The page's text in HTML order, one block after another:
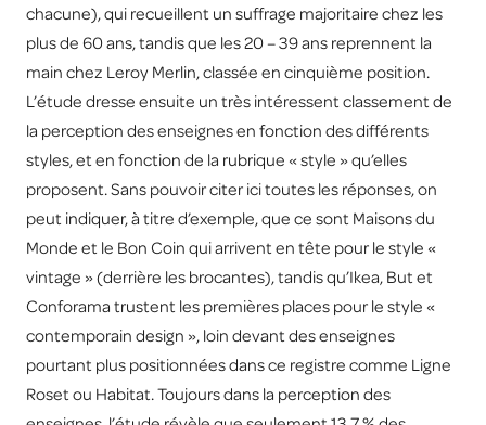
chacune), qui recueillent un suffrage majoritaire chez les
plus de 60 ans, tandis que les 20 – 39 ans reprennent la
main chez Leroy Merlin, classée en cinquième position.
L’étude dresse ensuite un très intéressent classement de
la perception des enseignes en fonction des différents
styles, et en fonction de la rubrique « style » qu’elles
proposent. Sans pouvoir citer ici toutes les réponses, on
peut indiquer, à titre d’exemple, que ce sont Maisons du
Monde et le Bon Coin qui arrivent en tête pour le style «
vintage » (derrière les brocantes), tandis qu’Ikea, But et
Conforama trustent les premières places pour le style «
contemporain design », loin devant des enseignes
pourtant plus positionnées dans ce registre comme Ligne
Roset ou Habitat. Toujours dans la perception des